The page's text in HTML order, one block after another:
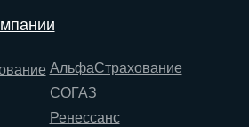
АльфаСтрахование
СОГАЗ
Ренессанс